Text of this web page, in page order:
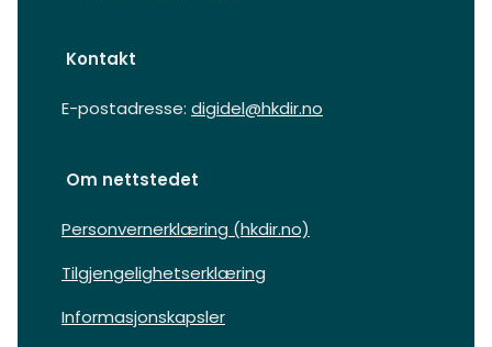
Kontakt
E-postadresse: digidel@hkdir.no
Om nettstedet
Personvernerklæring (hkdir.no)
Tilgjengelighetserklæring
Informasjonskapsler